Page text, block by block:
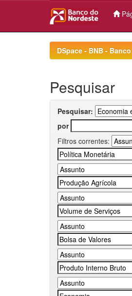
DSpace - BNB -
Pesquisar
Pesquisar:
por
Filtros correntes: